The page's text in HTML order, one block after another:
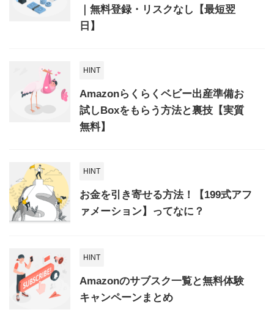
｜無料登録・リスクなし【最短翌
日】
HINT
Amazonらくらくベビー出産準備お
試しBoxをもらう方法と裏技【実質
無料】
HINT
お金を引き寄せる方法！【199式アフ
ァメーション】ってなに？
HINT
Amazonのサブスク一覧と無料体験
キャンペーンまとめ